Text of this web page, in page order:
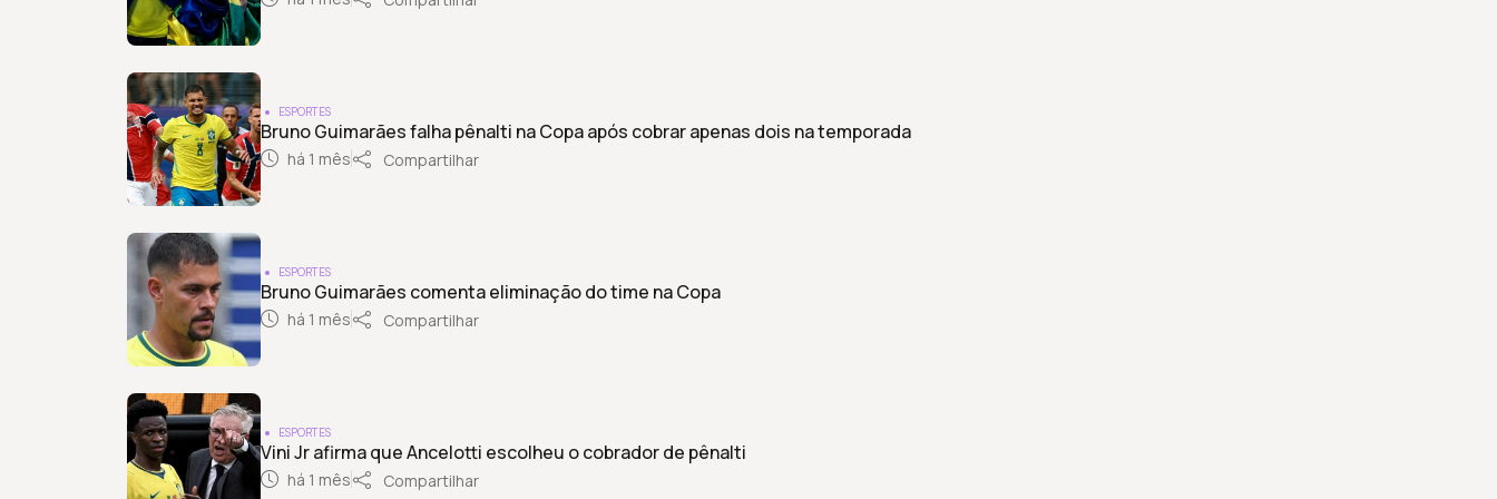
ESPORTES
Bruno Guimarães falha pênalti na Copa após cobrar apenas dois na temporada
há 1 mês Compartilhar
ESPORTES
Bruno Guimarães comenta eliminação do time na Copa
há 1 mês Compartilhar
ESPORTES
Vini Jr afirma que Ancelotti escolheu o cobrador de pênalti
há 1 mês Compartilhar